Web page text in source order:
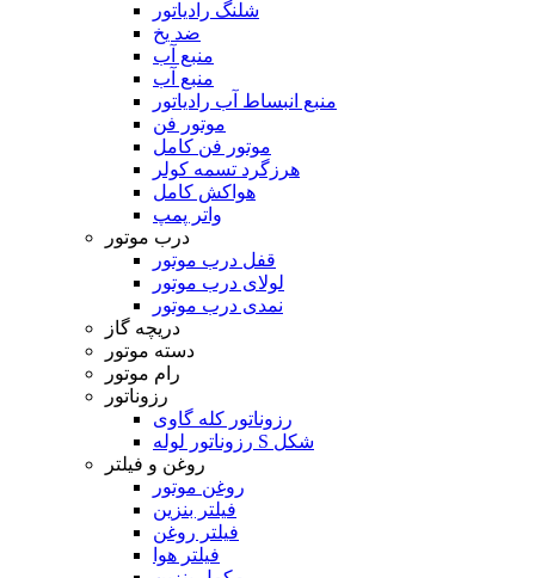
شلنگ رادیاتور
ضد یخ
منبع آب
منبع آب
منبع انبساط آب رادیاتور
موتور فن
موتور فن کامل
هرزگرد تسمه کولر
هواکش کامل
واتر پمپ
درب موتور
قفل درب موتور
لولای درب موتور
نمدی درب موتور
دریچه گاز
دسته موتور
رام موتور
رزوناتور
رزوناتور کله گاوی
رزوناتور لوله S شکل
روغن و فیلتر
روغن موتور
فیلتر بنزین
فیلتر روغن
فیلتر هوا